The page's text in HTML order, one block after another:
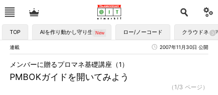
TOP AIを作り動かし守り生かす ロー/ノーコード クラウドネイ
連載 2007年11月30日 公開
PMBOKガイドを開いてみよう
メンバーに贈るプロマネ基礎講座（1）
（1/3 ページ）